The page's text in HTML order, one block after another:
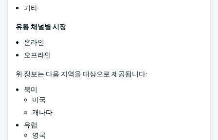
기타
유통 채널별 시장
온라인
오프라인
위 정보는 다음 지역을 대상으로 제공됩니다:
북미
미국
캐나다
유럽
영국